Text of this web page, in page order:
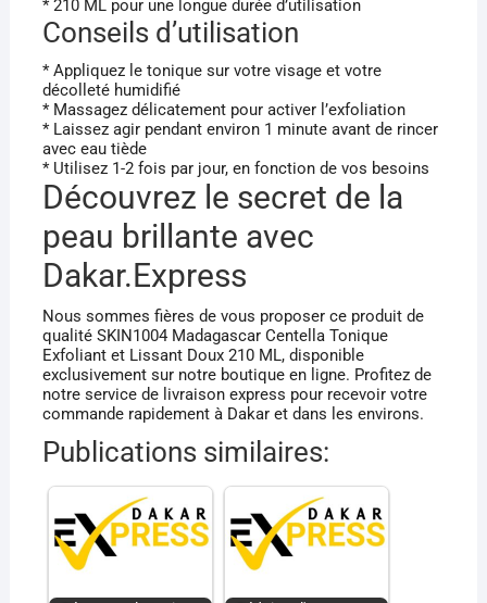
* 210 ML pour une longue durée d’utilisation
Conseils d’utilisation
* Appliquez le tonique sur votre visage et votre
décolleté humidifié
* Massagez délicatement pour activer l’exfoliation
* Laissez agir pendant environ 1 minute avant de rincer
avec eau tiède
* Utilisez 1-2 fois par jour, en fonction de vos besoins
Découvrez le secret de la
peau brillante avec
Dakar.Express
Nous sommes fières de vous proposer ce produit de
qualité SKIN1004 Madagascar Centella Tonique
Exfoliant et Lissant Doux 210 ML, disponible
exclusivement sur notre boutique en ligne. Profitez de
notre service de livraison express pour recevoir votre
commande rapidement à Dakar et dans les environs.
Publications similaires: